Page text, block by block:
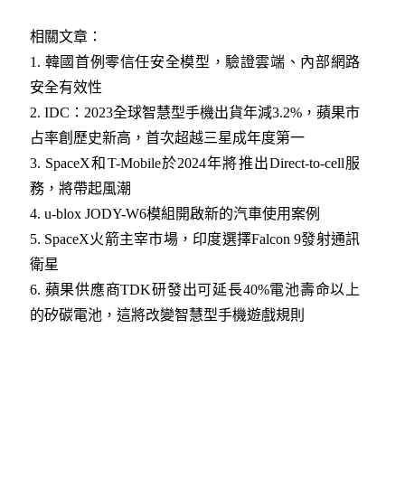
相關文章：
1. 韓國首例零信任安全模型，驗證雲端、內部網路
安全有效性
2. IDC：2023全球智慧型手機出貨年減3.2%，蘋果市
占率創歷史新高，首次超越三星成年度第一
3. SpaceX和T-Mobile於2024年將推出Direct-to-cell服
務，將帶起風潮
4. u-blox JODY-W6模組開啟新的汽車使用案例
5. SpaceX火箭主宰市場，印度選擇Falcon 9發射通訊
衛星
6. 蘋果供應商TDK研發出可延長40%電池壽命以上
的矽碳電池，這將改變智慧型手機遊戲規則